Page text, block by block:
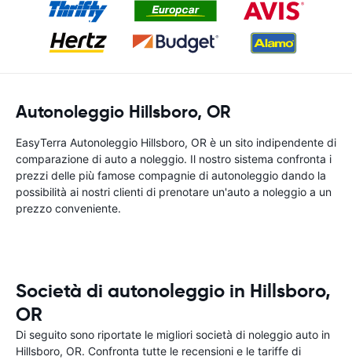
Autonoleggio Hillsboro, OR
EasyTerra Autonoleggio Hillsboro, OR è un sito indipendente di
comparazione di auto a noleggio. Il nostro sistema confronta i
prezzi delle più famose compagnie di autonoleggio dando la
possibilità ai nostri clienti di prenotare un'auto a noleggio a un
prezzo conveniente.
Società di autonoleggio in Hillsboro,
OR
Di seguito sono riportate le migliori società di noleggio auto in
Hillsboro, OR. Confronta tutte le recensioni e le tariffe di